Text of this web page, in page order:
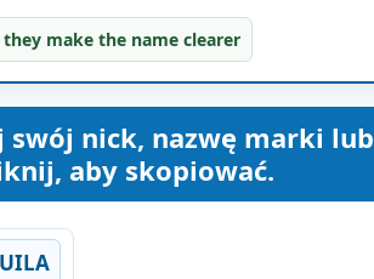
make the name clearer
swój nick, nazwę marki lub
aby skopiować.